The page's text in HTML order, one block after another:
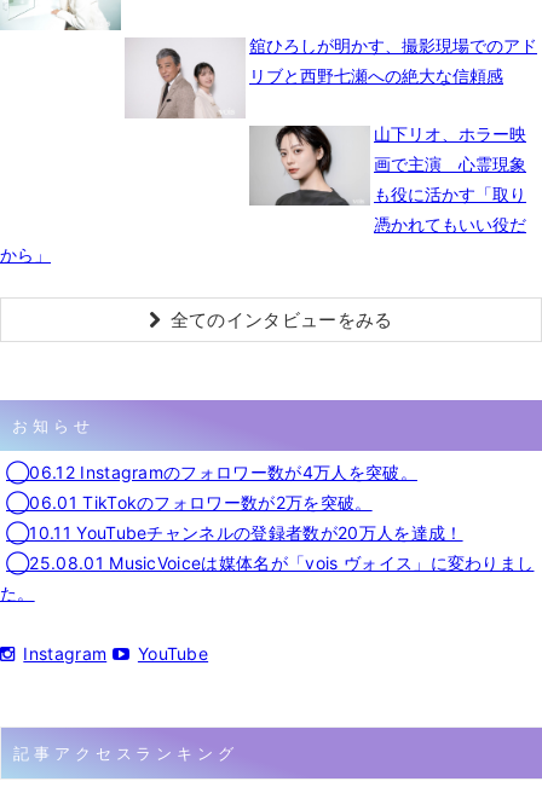
舘ひろしが明かす、撮影現場でのアド
リブと西野七瀬への絶大な信頼感
山下リオ、ホラー映
画で主演 心霊現象
も役に活かす「取り
憑かれてもいい役だ
から」
全てのインタビューをみる
お知らせ
◯06.12 Instagramのフォロワー数が4万人を突破。
◯06.01 TikTokのフォロワー数が2万を突破。
◯10.11 YouTubeチャンネルの登録者数が20万人を達成！
◯25.08.01 MusicVoiceは媒体名が「vois ヴォイス」に変わりまし
た。
Instagram YouTube
記事アクセスランキング